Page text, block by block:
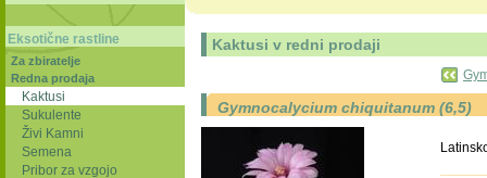
Kaktusi v redni prodaji
Gymnocalycium chiquitanum (6,5)
Eksotične rastline
Za zbiratelje
Redna prodaja
Kaktusi
Sukulente
Živi Kamni
Semena
Pribor za vzgojo